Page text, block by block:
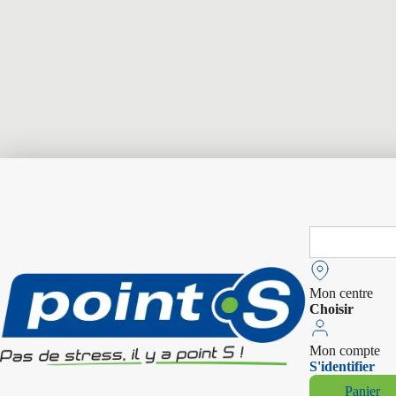
Search
Mon centre
Choisir
Mon compte
S'identifier
Panier